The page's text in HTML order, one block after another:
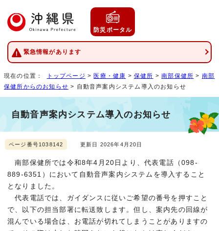
防災ポータル
緊急情報があります
現在の位置： トップページ >医療・健康 >保健所 >南部保健所 > 南部
保健所からのお知らせ > 自動音声案内システム導入のお知らせ
自動音声案内システム導入のお知らせ
ページ番号1038142 更新日 2026年4月20日
南部保健所では令和8年4月20日より、代表電話（098-
889-6351）において自動音声案内システムを導入すること
となりました。
代表電話では、ガイダンスに従いご希望の番号を押すこと
で、以下の担当部署に転送致します。但し、案内先の回線が
混んでいる場合は、お電話が切れてしまうことがありますの